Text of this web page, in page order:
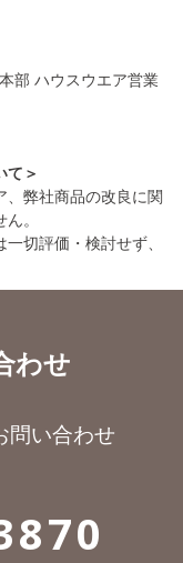
部 ハウスウエア営業
て＞
、弊社商品の改良に関
。
切評価・検討せず、
わせ
問い合わせ